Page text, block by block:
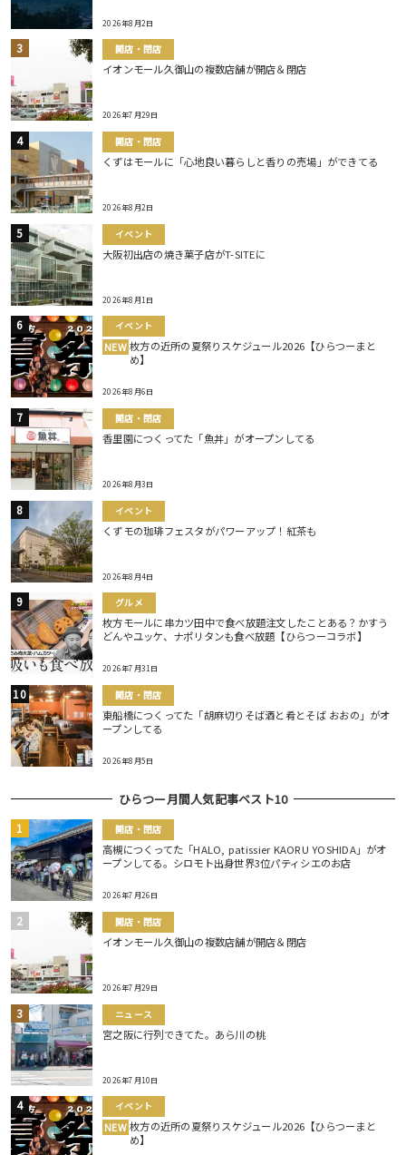
2026年8月2日
開店・閉店
イオンモール久御山の複数店舗が開店＆閉店
2026年7月29日
開店・閉店
くずはモールに「心地良い暮らしと香りの売場」ができてる
2026年8月2日
イベント
大阪初出店の焼き菓子店がT-SITEに
2026年8月1日
イベント
NEW 枚方の近所の夏祭りスケジュール2026【ひらつーまと
め】
2026年8月6日
開店・閉店
香里園につくってた「魚丼」がオープンしてる
2026年8月3日
イベント
くずモの珈琲フェスタがパワーアップ！紅茶も
2026年8月4日
グルメ
枚方モールに串カツ田中で食べ放題注文したことある？かすう
どんやユッケ、ナポリタンも食べ放題【ひらつーコラボ】
2026年7月31日
開店・閉店
東船橋につくってた「胡麻切りそば酒と肴とそば おおの」がオ
ープンしてる
2026年8月5日
ひらつー月間人気記事ベスト10
開店・閉店
高槻につくってた「HALO, patissier KAORU YOSHIDA」がオ
ープンしてる。シロモト出身世界3位パティシエのお店
2026年7月26日
開店・閉店
イオンモール久御山の複数店舗が開店＆閉店
2026年7月29日
ニュース
宮之阪に行列できてた。あら川の桃
2026年7月10日
イベント
NEW 枚方の近所の夏祭りスケジュール2026【ひらつーまと
め】